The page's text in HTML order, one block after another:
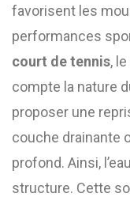
favorisent les
performances
court de tennis,
compte la nature
proposer une
couche drainante
profond. Ainsi,
structure. Cette